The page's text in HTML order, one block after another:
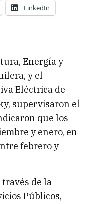
LinkedIn
Energía y
y el
Eléctrica de
supervisaron el
que los
y enero, en
febrero y
de la
Públicos,